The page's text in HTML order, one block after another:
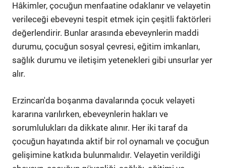
Hâkimler, çocuğun menfaatine odaklanır ve velayetin
verileceği ebeveyni tespit etmek için çeşitli faktörleri
değerlendirir. Bunlar arasında ebeveynlerin maddi
durumu, çocuğun sosyal çevresi, eğitim imkanları,
sağlık durumu ve iletişim yetenekleri gibi unsurlar yer
alır.
Erzincan'da boşanma davalarında çocuk velayeti
kararına varılırken, ebeveynlerin hakları ve
sorumlulukları da dikkate alınır. Her iki taraf da
çocuğun hayatında aktif bir rol oynamalı ve çocuğun
gelişimine katkıda bulunmalıdır. Velayetin verildiği